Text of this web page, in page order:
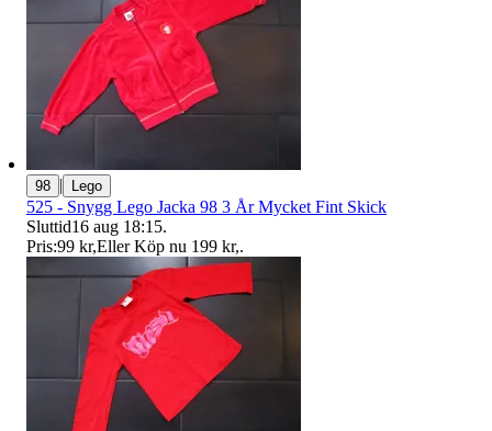
98 | Lego
525 - Snygg Lego Jacka 98 3 År Mycket Fint Skick
Sluttid16 aug 18:15.
Pris:99 kr,Eller Köp nu 199 kr,.